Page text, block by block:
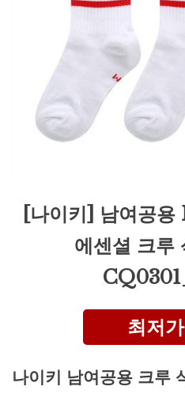
[나이키] 남여공용
에센셜 크루
최저
나이키 남여공용 크루